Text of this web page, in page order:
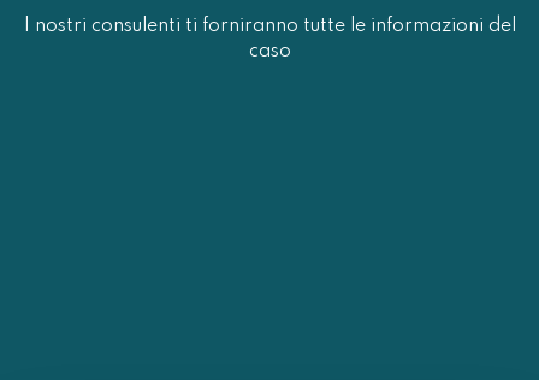
I nostri consulenti ti forniranno tutte le informazioni del
caso